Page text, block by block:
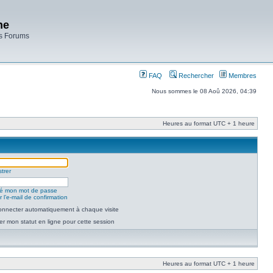
Forums
FAQ Rechercher Membres
Nous sommes le 08 Aoû 2026, 04:39
Heures au format UTC + 1 heure
mon mot de passe
l’e-mail de confirmation
automatiquement à chaque visite
mon statut en ligne pour cette session
Heures au format UTC + 1 heure